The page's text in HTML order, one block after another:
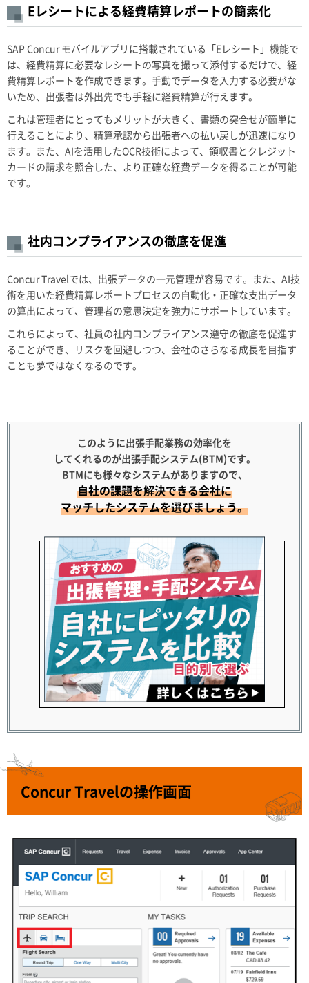
Eレシートによる経費精算レポートの簡素化
SAP Concur モバイルアプリに搭載されている「Eレシート」機能で
は、経費精算に必要なレシートの写真を撮って添付するだけで、経
費精算レポートを作成できます。手動でデータを入力する必要がな
いため、出張者は外出先でも手軽に経費精算が行えます。
これは管理者にとってもメリットが大きく、書類の突合せが簡単に
行えることにより、精算承認から出張者への払い戻しが迅速になり
ます。また、AIを活用したOCR技術によって、領収書とクレジット
カードの請求を照合した、より正確な経費データを得ることが可能
です。
社内コンプライアンスの徹底を促進
Concur Travelでは、出張データの一元管理が容易です。また、AI技
術を用いた経費精算レポートプロセスの自動化・正確な支出データ
の算出によって、管理者の意思決定を強力にサポートしています。
これらによって、社員の社内コンプライアンス遵守の徹底を促進す
ることができ、リスクを回避しつつ、会社のさらなる成長を目指す
ことも夢ではなくなるのです。
このように出張手配業務の効率化を
してくれるのが出張手配システム(BTM)です。
BTMにも様々なシステムがありますので、
自社の課題を解決できる会社に
マッチしたシステムを選びましょう。
Concur Travelの操作画面